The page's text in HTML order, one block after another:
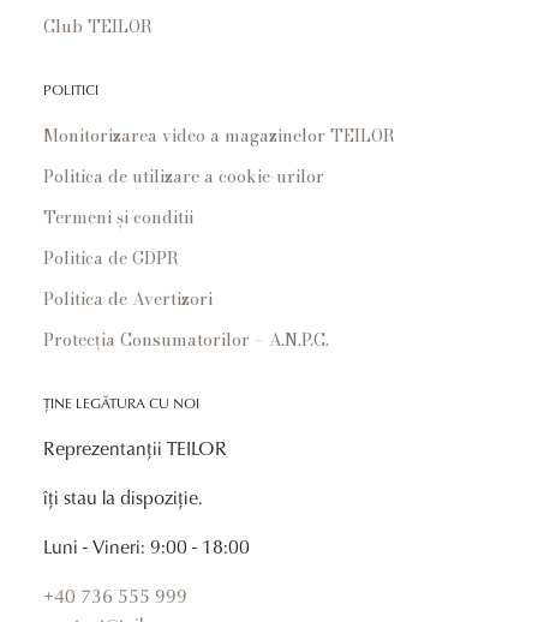
Club TEILOR
POLITICI
Monitorizarea video a magazinelor TEILOR
Politica de utilizare a cookie-urilor
Termeni și conditii
Politica de GDPR
Politica de Avertizori
Protecția Consumatorilor – A.N.P.C.
ȚINE LEGĂTURA CU NOI
Reprezentanții TEILOR
îți stau la dispoziție.
Luni - Vineri: 9:00 - 18:00
+40 736 555 999